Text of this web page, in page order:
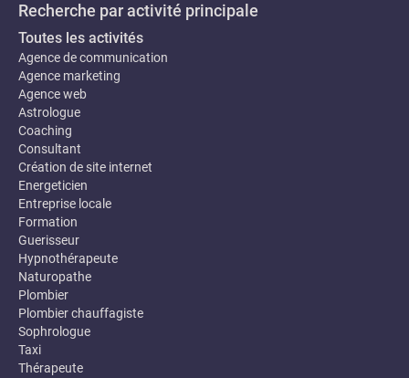
Recherche par activité principale
Toutes les activités
Agence de communication
Agence marketing
Agence web
Astrologue
Coaching
Consultant
Création de site internet
Energeticien
Entreprise locale
Formation
Guerisseur
Hypnothérapeute
Naturopathe
Plombier
Plombier chauffagiste
Sophrologue
Taxi
Thérapeute